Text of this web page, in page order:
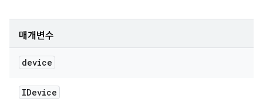
매개변수
device
IDevice